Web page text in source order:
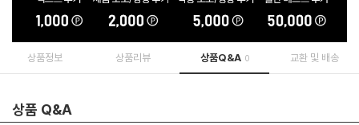
상품정보 상품리뷰 상품Q&A 0 교환 및 배송
상품 Q&A